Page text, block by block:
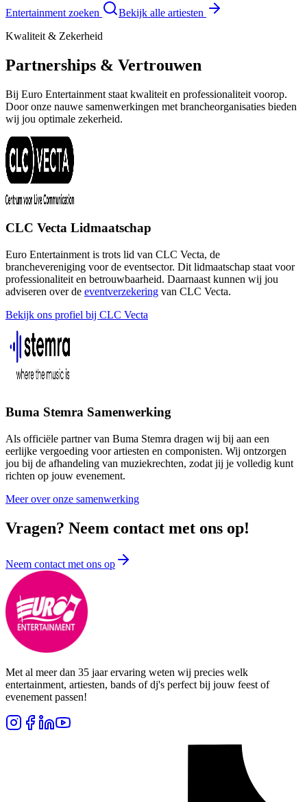
Entertainment zoeken
Bekijk alle artiesten
Kwaliteit & Zekerheid
Partnerships & Vertrouwen
Bij Euro Entertainment staat kwaliteit en professionaliteit voorop.
Door onze nauwe samenwerkingen met brancheorganisaties bieden
wij jou optimale zekerheid.
CLC Vecta Lidmaatschap
Euro Entertainment is trots lid van CLC Vecta, de
branchevereniging voor de eventsector. Dit lidmaatschap staat voor
professionaliteit en betrouwbaarheid. Daarnaast kunnen wij jou
adviseren over de eventverzekering van CLC Vecta.
Bekijk ons profiel bij CLC Vecta
Buma Stemra Samenwerking
Als officiële partner van Buma Stemra dragen wij bij aan een
eerlijke vergoeding voor artiesten en componisten. Wij ontzorgen
jou bij de afhandeling van muziekrechten, zodat jij je volledig kunt
richten op jouw evenement.
Meer over onze samenwerking
Vragen? Neem contact met ons op!
Neem contact met ons op
Met al meer dan 35 jaar ervaring weten wij precies welk
entertainment, artiesten, bands of dj's perfect bij jouw feest of
evenement passen!